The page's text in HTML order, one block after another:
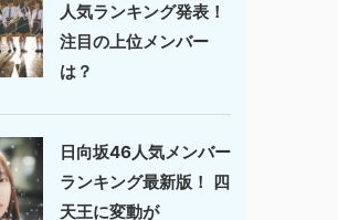
人気ランキング発表！
注目の上位メンバー
は？
日向坂46人気メンバー
ランキング最新版！ 四
天王に変動が